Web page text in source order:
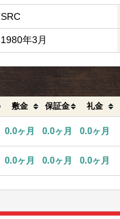
SRC
1980年3月
敷金 保証金 礼金
0.0ヶ月 0.0ヶ月 0.0ヶ月
0.0ヶ月 0.0ヶ月 0.0ヶ月